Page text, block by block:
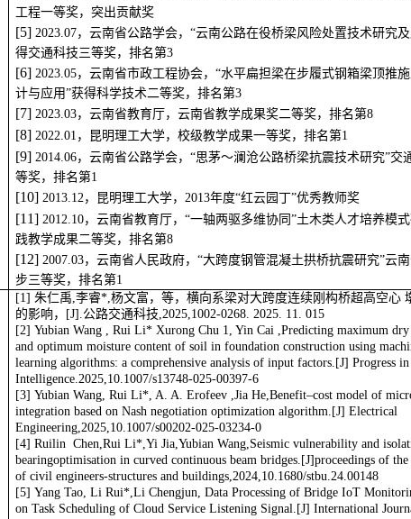
术进步三等奖，排名2
2024.03，云南省市政工程协会，“援细甸滚开大桥项目”获得云南省
工程一等奖，突出贡献奖
[5] 2023.07，云南省公路学会，“云南公路在役桥梁风险处置技术研究
得交通科技三等奖，排名第3
[6] 2023.05，云南省市政工程协会，“水平扁担梁在步履式钢箱梁顶推施
计与应用”获得科学技术二等奖，排名第3
[7] 2023.03，云南省教育厅，云南省教学成果奖二等奖，排名第8
[8] 2022.01，昆明理工大学，校级教学成果一等奖，排名第1
[9] 2014.06，云南省公路学会，“思茅～澜沧公路桥梁抗震技术研究”交
等奖，排名第1
[10] 2013.12，昆明理工大学，2013年度“红云园丁”优秀教师奖
[1 1] 2012.10，云南省教育厅，“一轴两驱多维协同”土木类人才培养模
践教学成果二等奖，排名第8
[12] 2007.03，云南省人民政府，“大跨度钢管混凝土拱桥抗震研究”云南
步三等奖，排名第1
朱仁禹,李睿*,杨文富，等，横向系梁对大跨度连续刚构桥超高空心
的影响，[J].公路交通科技,2025,1002-0268. 2025. 11. 015
Yubian Wang , Rui Li* Xurong Chu 1, Yin Cai ,Predicting maximum dry
and optimum moisture content of soil in foundation construction using
learning algorithms: a comprehensive analysis of input factors.[J] Progress
Intelligence.2025,10.1007/s13748-025-00397-6
Yubian Wang, Rui Li*, A. A. Erofeev ,Jia He,Benefit–cost model of
integration based on Nash negotiation optimization algorithm.[J] Electrical
Engineering,2025,10.1007/s00202-025-03234-0
Ruilin Chen,Rui Li*,Yi Jia,Yubian Wang,Seismic vulnerability and
bearingoptimisation in curved continuous beam bridges.[J]proceedings of the
of civil engineers-structures and buildings,2024,10.1680/stbu.24.00148